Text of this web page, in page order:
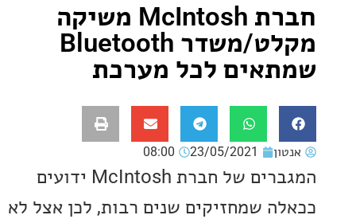
חברת McIntosh משיקה
מקלט/משדר Bluetooth
לכל מערכת
23/05/2021
08:00
המגברים של חברת McIntosh ידועים
שמחזיקים שנים רבות, לכן אצל לא